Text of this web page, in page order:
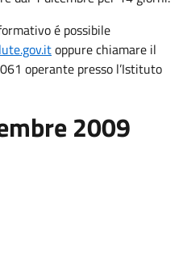
é possibile
oppure chiamare il
operante presso l’Istituto
2009